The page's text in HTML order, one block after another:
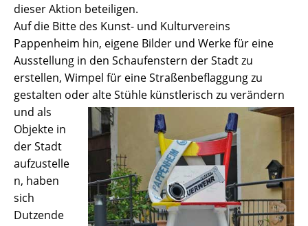
dieser Aktion beteiligen.
Auf die Bitte des Kunst- und Kulturvereins
Pappenheim hin, eigene Bilder und Werke für eine
Ausstellung in den Schaufenstern der Stadt zu
erstellen, Wimpel für eine Straßenbeflaggung zu
gestalten oderalte Stühle künstlerisch zu verändern
und als
Objekte in
der Stadt
aufzustelle
n, haben
sich
Dutzende